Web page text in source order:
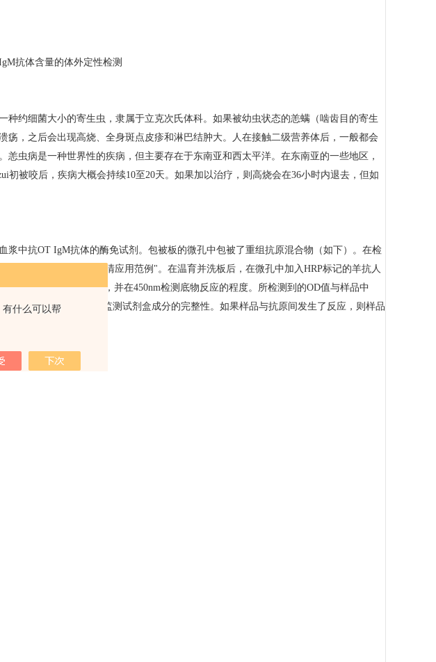
什么可以帮
抗体含量的体外定性检测
种约细菌大小的寄生虫，隶属于立克次氏体科。如果被幼虫状态的恙螨（啮齿目的寄生
疡，之后会出现高烧、全身斑点皮疹和淋巴结肿大。人在接触二级营养体后，一般都会
虫病是一种世界性的疾病，但主要存在于东南亚和西太平洋。在东南亚的一些地区，
初被咬后，疾病大概会持续10至20天。如果加以治疗，则高烧会在36小时内退去，但如
浆中抗OT IgM抗体的酶免试剂。包被板的微孔中包被了重组抗原混合物（如下）。在检
，具体请见如下的“血清应用范例"。在温育并洗板后，在微孔中加入HRP标记的羊抗人
后再加入酸性终止液，并在450nm检测底物反应的程度。所检测到的OD值与样品中
提供，其目的是为了监测试剂盒成分的完整性。如果样品与抗原间发生了反应，则样品